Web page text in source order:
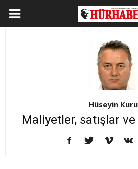
Hüseyin Kuru
Maliyetler, satışlar